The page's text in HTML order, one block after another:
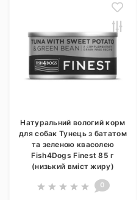
Натуральний вологий корм
для собак Тунець з бататом
та зеленою квасолею
Fish4Dogs Finest 85 г
(низький вміст жиру)
0